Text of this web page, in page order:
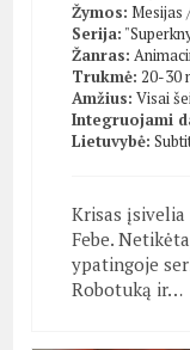
Žymos: Mesijas
Serija:
Žanras:
Trukmė: 20-30
Amžius: Visai
Integruojami
Lietuvybė:
Krisas įsivelia
Febe.
ypatingoje
Robotuką ir…